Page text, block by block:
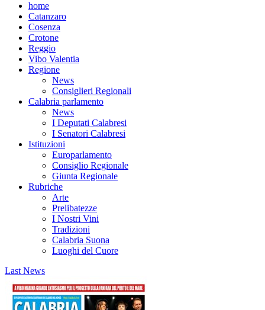
home
Catanzaro
Cosenza
Crotone
Reggio
Vibo Valentia
Regione
News
Consiglieri Regionali
Calabria parlamento
News
I Deputati Calabresi
I Senatori Calabresi
Istituzioni
Europarlamento
Consiglio Regionale
Giunta Regionale
Rubriche
Arte
Prelibatezze
I Nostri Vini
Tradizioni
Calabria Suona
Luoghi del Cuore
Last News